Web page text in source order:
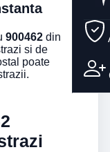
900462din
si de
poate